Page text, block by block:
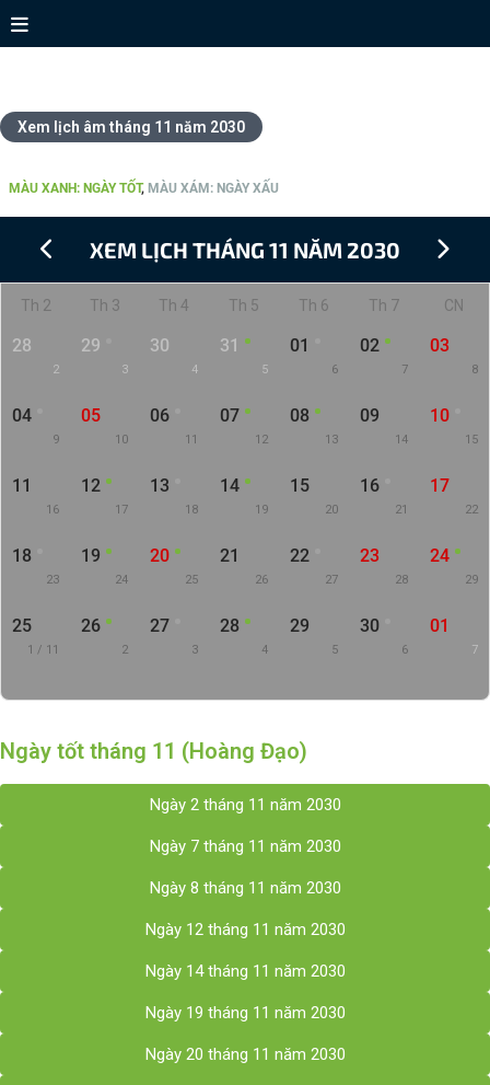
Xem lịch âm tháng 11 năm 2030
MÀU XANH: NGÀY TỐT, MÀU XÁM: NGÀY XẤU
XEM LỊCH THÁNG 11 NĂM 2030
Th 2 Th 3 Th 4 Th 5 Th 6 Th 7 CN
28
2
29
3
30
4
31
5
01
6
02
7
03
8
04
9
05
10
06
11
07
12
08
13
09
14
10
15
11
16
12
17
13
18
14
19
15
20
16
21
17
22
18
23
19
24
20
25
21
26
22
27
23
28
24
29
25
1 / 11
26
2
27
3
28
4
29
5
30
6
01
7
Ngày tốt tháng 11 (Hoàng Đạo)
Ngày 2 tháng 11 năm 2030
Ngày 7 tháng 11 năm 2030
Ngày 8 tháng 11 năm 2030
Ngày 12 tháng 11 năm 2030
Ngày 14 tháng 11 năm 2030
Ngày 19 tháng 11 năm 2030
Ngày 20 tháng 11 năm 2030